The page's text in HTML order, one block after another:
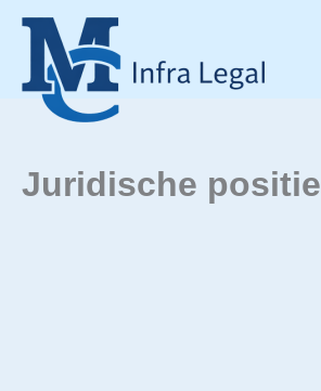
inhoud
Juridische positie